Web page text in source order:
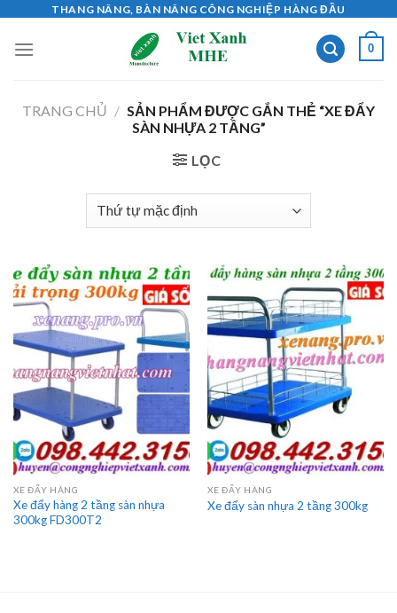
content
THANG NÂNG, BÀN NÂNG CÔNG NGHIỆP HÀNG ĐẦU
0
TRANG CHỦ / SẢN PHẨM ĐƯỢC GẮN THẺ “XE ĐẨY
SÀN NHỰA 2 TẦNG”
LỌC
XE ĐẨY HÀNG
Xe đẩy hàng 2 tầng sàn nhựa
300kg FD300T2
XE ĐẨY HÀNG
Xe đẩy sàn nhựa 2 tầng 300kg